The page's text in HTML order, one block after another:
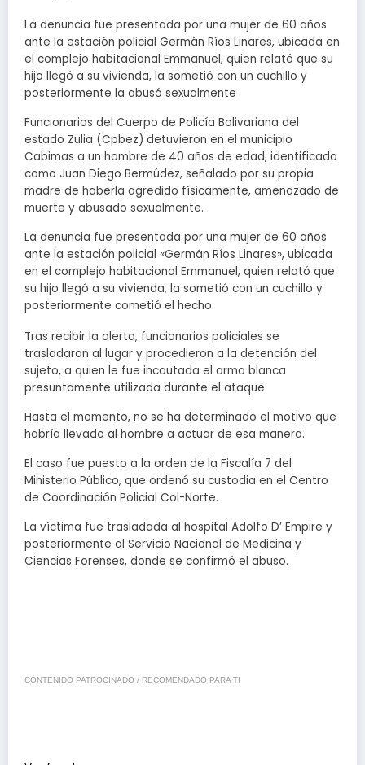
La denuncia fue presentada por una mujer de 60 años
ante la estación policial Germán Ríos Linares, ubicada en
el complejo habitacional Emmanuel, quien relató que su
hijo llegó a su vivienda, la sometió con un cuchillo y
posteriormente la abusó sexualmente
Funcionarios del Cuerpo de Policía Bolivariana del
estado Zulia (Cpbez) detuvieron en el municipio
Cabimas a un hombre de 40 años de edad, identificado
como Juan Diego Bermúdez, señalado por su propia
madre de haberla agredido físicamente, amenazado de
muerte y abusado sexualmente.
La denuncia fue presentada por una mujer de 60 años
ante la estación policial «Germán Ríos Linares», ubicada
en el complejo habitacional Emmanuel, quien relató que
su hijo llegó a su vivienda, la sometió con un cuchillo y
posteriormente cometió el hecho.
Tras recibir la alerta, funcionarios policiales se
trasladaron al lugar y procedieron a la detención del
sujeto, a quien le fue incautada el arma blanca
presuntamente utilizada durante el ataque.
Hasta el momento, no se ha determinado el motivo que
habría llevado al hombre a actuar de esa manera.
El caso fue puesto a la orden de la Fiscalía 7 del
Ministerio Público, que ordenó su custodia en el Centro
de Coordinación Policial Col-Norte.
La víctima fue trasladada al hospital Adolfo D’ Empire y
posteriormente al Servicio Nacional de Medicina y
Ciencias Forenses, donde se confirmó el abuso.
CONTENIDO PATROCINADO / RECOMENDADO PARA TI